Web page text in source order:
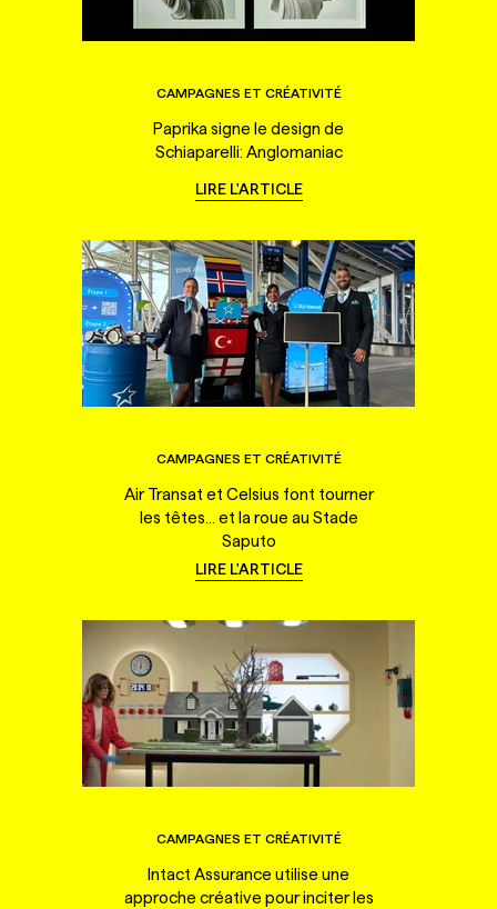
CAMPAGNES ET CRÉATIVITÉ
Paprika signe le design de
Schiaparelli: Anglomaniac
LIRE L'ARTICLE
CAMPAGNES ET CRÉATIVITÉ
Air Transat et Celsius font tourner
les têtes... et la roue au Stade
Saputo
LIRE L'ARTICLE
CAMPAGNES ET CRÉATIVITÉ
Intact Assurance utilise une
approche créative pour inciter les